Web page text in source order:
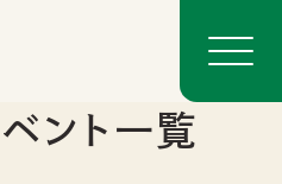
ント一覧